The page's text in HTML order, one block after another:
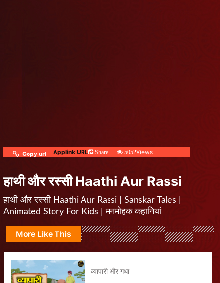
Copy url Applink URL Share 5052Views
हाथी और रस्सी Haathi Aur Rassi
हाथी और रस्सी Haathi Aur Rassi | Sanskar Tales |
Animated Story For Kids | मनमोहक कहानियां
More Like This
व्यापारी और गधा